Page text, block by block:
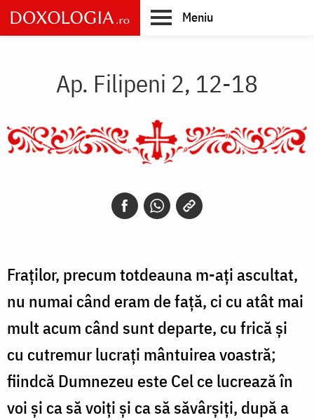
Skip
to
main
Meniu
Ap. Filipeni 2, 12-18
Fraților, precum totdeauna m-ați ascultat,
nu numai când eram de față, ci cu atât mai
mult acum când sunt departe, cu frică și
cu cutremur lucrați mântuirea voastră;
fiindcă Dumnezeu este Cel ce lucrează în
voi și ca să voiți și ca să săvârșiți, după a